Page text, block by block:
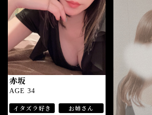
赤坂
AGE 34
イタズラ好き
お姉さん